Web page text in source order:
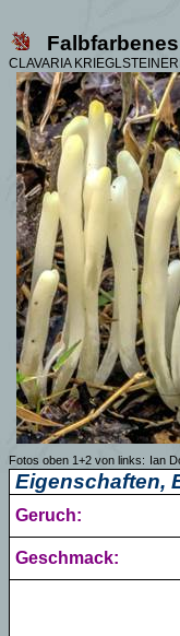
CLAVARIA
Fotos oben 1+2 von links: Ian
Eigenschaften,
Geruch:
Geschmack: